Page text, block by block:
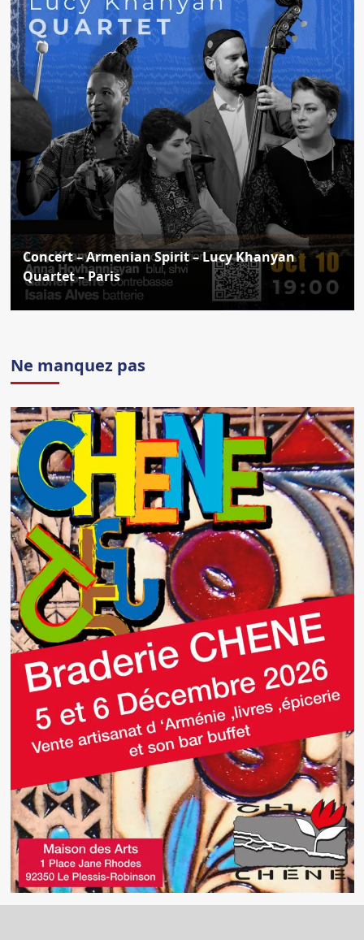
Concert – Armenian Spirit – Lucy Khanyan
Quartet – Paris
Ne manquez pas